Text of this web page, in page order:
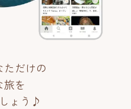
ただけの
旅を
ょう♪